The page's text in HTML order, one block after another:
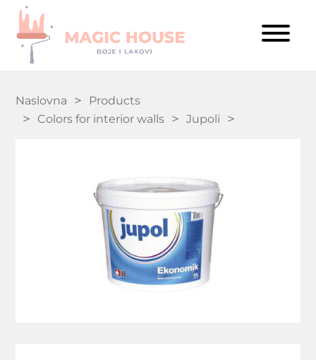
Naslovna
Products
Colors for interior walls
Jupoli